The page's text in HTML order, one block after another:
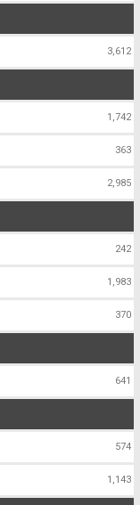
3,612
1,742
363
2,985
242
1,983
370
641
574
1,143